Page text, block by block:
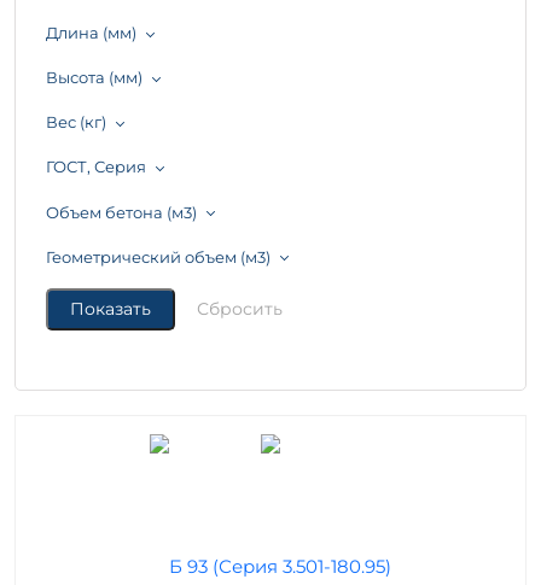
Длина (мм)
Высота (мм)
Вес (кг)
ГОСТ, Серия
Объем бетона (м3)
Геометрический объем (м3)